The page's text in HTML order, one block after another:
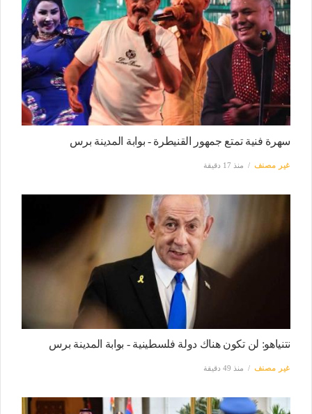
سهرة فنية تمتع جمهور القنيطرة - بوابة المدينة برس
غير مصنف منذ 17 دقيقة
نتنياهو: لن تكون هناك دولة فلسطينية - بوابة المدينة برس
غير مصنف منذ 49 دقيقة